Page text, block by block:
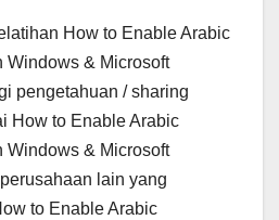
How to Enable Arabic
Windows & Microsoft
pengetahuan / sharing
How to Enable Arabic
Windows & Microsoft
lain yang
to Enable Arabic